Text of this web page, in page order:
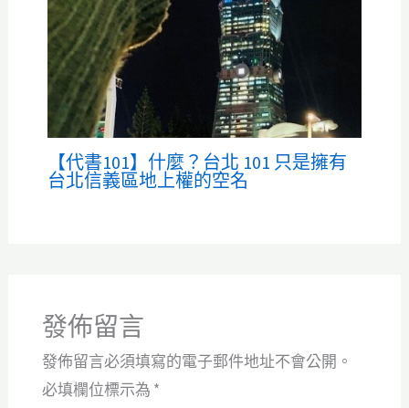
【代書101】什麼？台北 101 只是擁有
台北信義區地上權的空名
發佈留言
發佈留言必須填寫的電子郵件地址不會公開。
必填欄位標示為 *